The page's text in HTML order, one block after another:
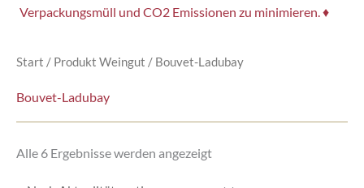
Verpackungsmüll und CO2 Emissionen zu minimieren. ♦
Start / Produkt Weingut / Bouvet-Ladubay
Bouvet-Ladubay
Alle 6 Ergebnisse werden angezeigtNach